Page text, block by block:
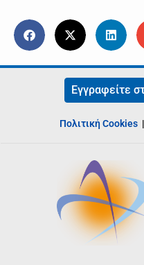
Εγγραφείτε
Πολιτική Cookies |